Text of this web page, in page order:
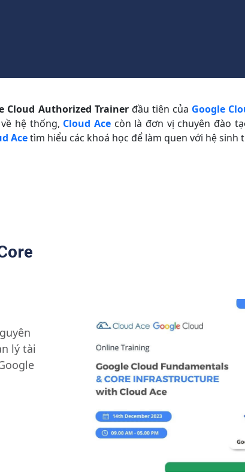
Cloud Authorized Trainerđầu tiên của Google
hệ thống, Cloud Acecòn là đơn vị chuyên đào
Acetìm hiểu các khoá học để làm quen với hệ sinh
lý tài